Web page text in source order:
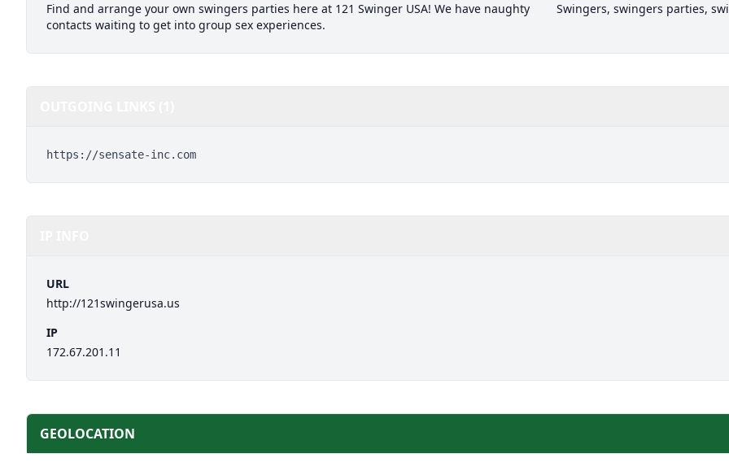
Find and arrange your own swingers parties here at 121 Swinger USA! We have naughty
contacts waiting to get into group sex experiences.
Swingers, swingers parties,
https://sensate-inc.com
URL
http://121swingerusa.us
IP
172.67.201.11
GEOLOCATION